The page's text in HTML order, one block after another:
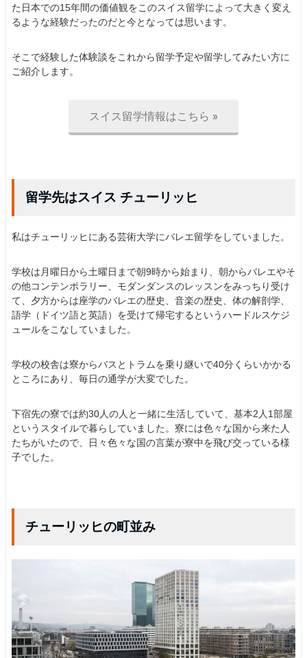
た日本での15年間の価値観をこのスイス留学によって大きく変え
るような経験だったのだと今となっては思います。
そこで経験した体験談をこれから留学予定や留学してみたい方に
ご紹介します。
スイス留学情報はこちら »
留学先はスイス チューリッヒ
私はチューリッヒにある芸術大学にバレエ留学をしていました。
学校は月曜日から土曜日まで朝9時から始まり、朝からバレエやそ
の他コンテンポラリー、モダンダンスのレッスンをみっちり受け
て、夕方からは座学のバレエの歴史、音楽の歴史、体の解剖学、
語学（ドイツ語と英語）を受けて帰宅するというハードルスケジ
ュールをこなしていました。
学校の校舎は寮からバスとトラムを乗り継いで40分くらいかかる
ところにあり、毎日の通学が大変でした。
下宿先の寮では約30人の人と一緒に生活していて、基本2人1部屋
というスタイルで暮らしていました。寮には色々な国から来た人
たちがいたので、日々色々な国の言葉が寮中を飛び交っている様
子でした。
チューリッヒの町並み